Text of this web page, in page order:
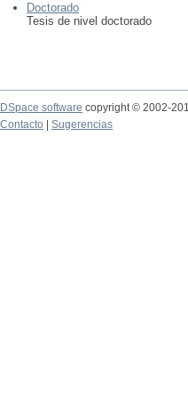
Doctorado
Tesis de nivel doctorado
DSpace software copyright © 2002-
Contacto
Sugerencias